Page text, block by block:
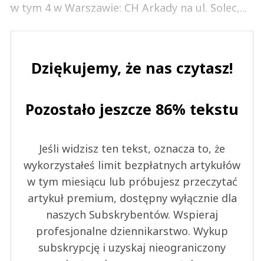
w tym 4 w Warszawie: CH Arkady na ul. Solec,...
Dziękujemy, że nas czytasz!
Pozostało jeszcze 86% tekstu
Jeśli widzisz ten tekst, oznacza to, że
wykorzystałeś limit bezpłatnych artykułów
w tym miesiącu lub próbujesz przeczytać
artykuł premium, dostępny wyłącznie dla
naszych Subskrybentów. Wspieraj
profesjonalne dziennikarstwo. Wykup
subskrypcję i uzyskaj nieograniczony